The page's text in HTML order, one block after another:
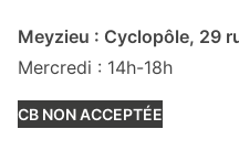
Meyzieu : Cyclopôle, 29
Mercredi : 14h-18h
CB NON ACCEPTÉE